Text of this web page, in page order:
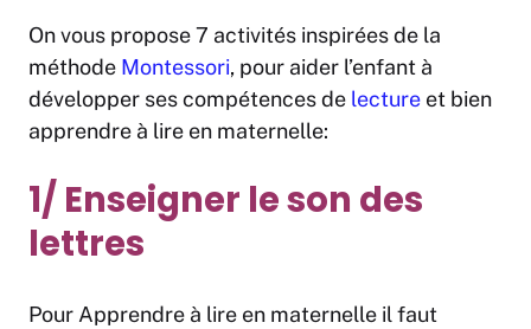
On vous propose 7 activités inspirées de la
méthode Montessori, pour aider l’enfant à
développer ses compétences de lecture et bien
apprendre à lire en maternelle:
1/ Enseigner le son des
lettres
Pour Apprendre à lire en maternelle il faut